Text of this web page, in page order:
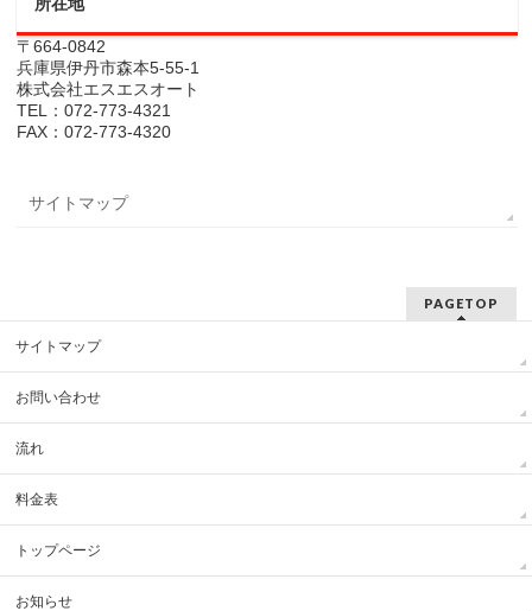
〒664-0842
兵庫県伊丹市森本5-55-1
株式会社エスエスオート
TEL：072-773-4321
FAX：072-773-4320
サイトマップ
PAGETOP
サイトマップ
お問い合わせ
流れ
料金表
トップページ
お知らせ